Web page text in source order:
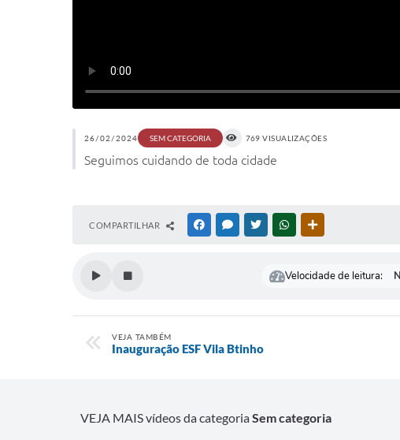
26/02/2024 SEM CATEGORIA 769 VISUALIZAÇÕES
Seguimos cuidando de toda cidade
COMPARTILHAR FACEBOOKMESSENGER
TWITTERWHATSAPP
Velocidade de leitura:
VEJA TAMBÉM
Inauguração ESF Vila Btinho
VEJA MAIS vídeos da categoriaSem categoria